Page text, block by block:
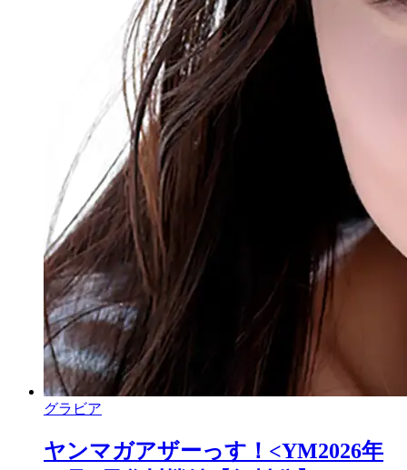
グラビア
ヤンマガアザーっす！<YM2026年